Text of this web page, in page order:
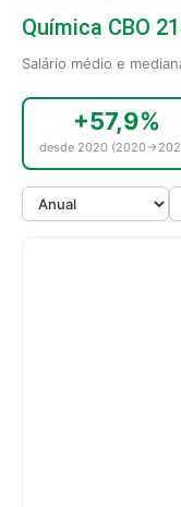
Química CBO
Salário médio e
+57,9%
desde 2020